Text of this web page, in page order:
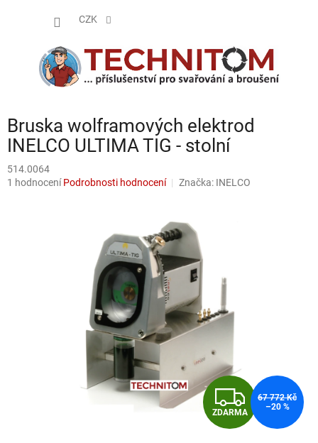
CZK
Bruska wolframových elektrod
INELCO ULTIMA TIG - stolní
514.0064
Průměrné
1 hodnocení Podrobnosti hodnocení Značka: INELCO
Z
D
ZDARMA
67 772 Kč
–20 %